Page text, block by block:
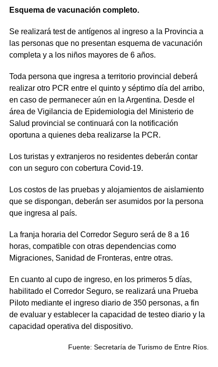
Esquema de vacunación completo.
Se realizará test de antígenos al ingreso a la Provincia a
las personas que no presentan esquema de vacunación
completa y a los niños mayores de 6 años.
Toda persona que ingresa a territorio provincial deberá
realizar otro PCR entre el quinto y séptimo día del arribo,
en caso de permanecer aún en la Argentina. Desde el
área de Vigilancia de Epidemiologia del Ministerio de
Salud provincial se continuará con la notificación
oportuna a quienes deba realizarse la PCR.
Los turistas y extranjeros no residentes deberán contar
con un seguro con cobertura Covid-19.
Los costos de las pruebas y alojamientos de aislamiento
que se dispongan, deberán ser asumidos por la persona
que ingresa al país.
La franja horaria del Corredor Seguro será de 8 a 16
horas, compatible con otras dependencias como
Migraciones, Sanidad de Fronteras, entre otras.
En cuanto al cupo de ingreso, en los primeros 5 días,
habilitado el Corredor Seguro, se realizará una Prueba
Piloto mediante el ingreso diario de 350 personas, a fin
de evaluar y establecer la capacidad de testeo diario y la
capacidad operativa del dispositivo.
Fuente: Secretaría de Turismo de Entre Ríos.